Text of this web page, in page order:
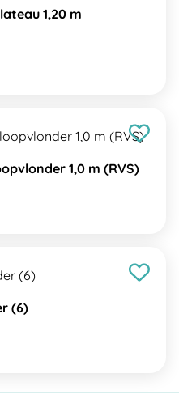
1,20 m
1,0 m (RVS)
(6)